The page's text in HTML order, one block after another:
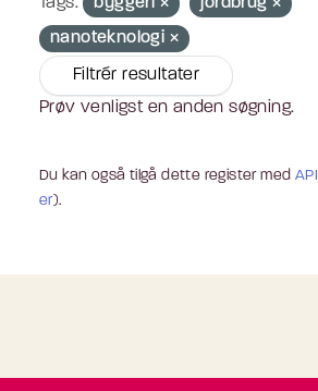
nanoteknologi
Filtrér resultater
Prøv venligst en anden søgning.
Du kan også tilgå dette register med API
er).